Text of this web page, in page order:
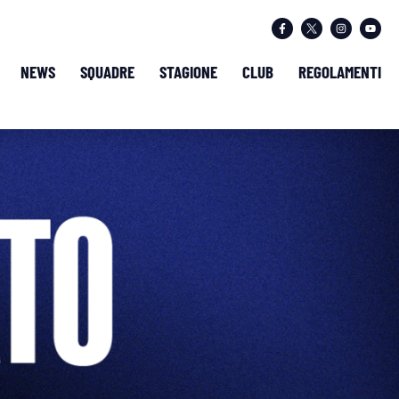
NEWS SQUADRE STAGIONE CLUB REGOLAMENTI